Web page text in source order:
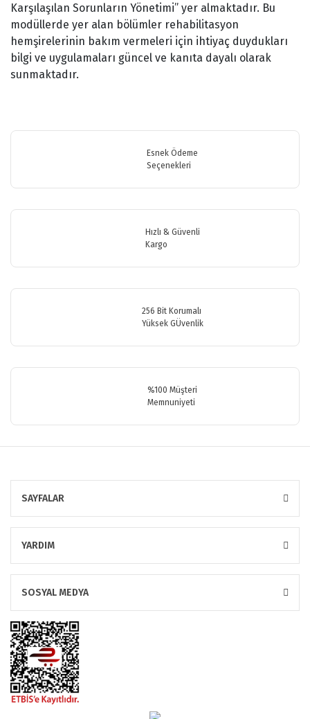
Karşılaşılan Sorunların Yönetimi” yer almaktadır. Bu
modüllerde yer alan bölümler rehabilitasyon
hemşirelerinin bakım vermeleri için ihtiyaç duydukları
bilgi ve uygulamaları güncel ve kanıta dayalı olarak
sunmaktadır.
Bu ürüne ilk yorumu siz yapın!
Görüş ve önerileriniz için teşekkür ederiz.
Ürün resmi kalitesiz, bozuk veya görüntülenemiyor.
Ürün fiyatı diğer sitelerden daha pahalı.
Esnek Ödeme
Seçenekleri
Hızlı & Güvenli
Kargo
256 Bit Korumalı
Yüksek GÜvenlik
%100 Müşteri
Memnuniyeti
SAYFALAR
YARDIM
SOSYAL MEDYA